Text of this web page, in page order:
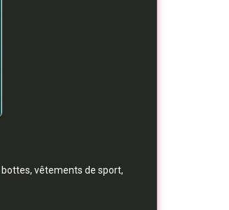
vêtements de sport,